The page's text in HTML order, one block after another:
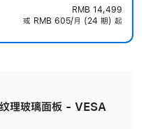
RMB 14,499
或 RMB 605/月 (24 期) 起
玻璃面板 - VESA